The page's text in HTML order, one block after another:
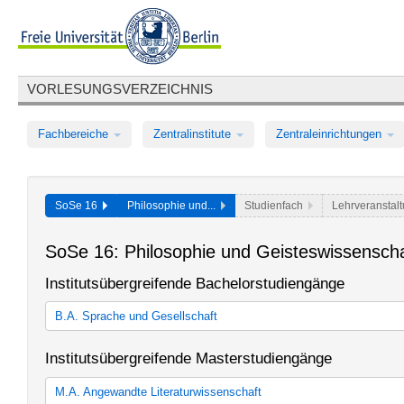
VORLESUNGSVERZEICHNIS
Fachbereiche Zentralinstitute Zentraleinrichtungen
SoSe 16 Philosophie und... Studienfach
SoSe 16: Philosophie und
Institutsübergreifende Bachelorstudiengänge
B.A. Sprache und Gesellschaft
Sprache und Gesellschaft
Institutsübergreifende Masterstudiengänge
M.A. Angewandte Literaturwissenschaft